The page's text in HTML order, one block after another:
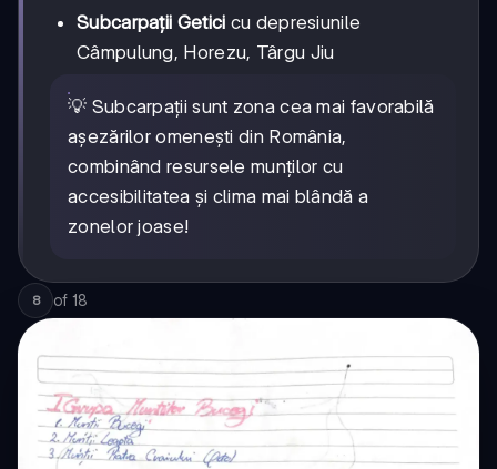
Subcarpații Getici cu depresiunile
Câmpulung, Horezu, Târgu Jiu
💡 Subcarpații sunt zona cea mai favorabilă
așezărilor omenești din România,
combinând resursele munților cu
accesibilitatea și clima mai blândă a
zonelor joase!
8 of 18